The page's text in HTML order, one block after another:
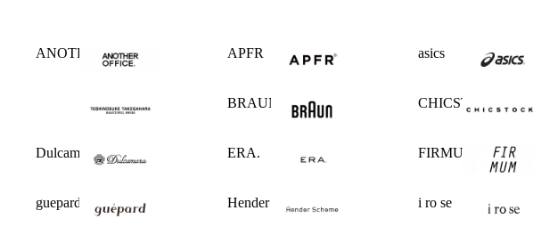
ANOTHER OFFICE APFR asics
BRAUN CHICSTOCKS
Dulcamara ERA. FIRMUM
guepard Hender Scheme i ro se